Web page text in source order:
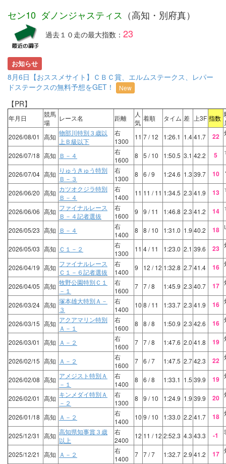
セン10 ダノンジャスティス （高知・別府真）
過去１０走の最大指数： 23
お知らせ
8月6日【おススメサイト】ＣＢＣ賞、エルムステークス、レパー
ドステークスの無料予想をGET！
New
【PR】
年月日
競馬
場
レース名 距離
人
気
着順 タイム 差 上3F 指数
2026/08/01 高知 物部川特別３歳以
上Ｂ級以下
右
1300
11 7/ 12 1:26.1 1.441.7 22
2026/07/18 高知 Ｂ－４
右
1600
8 5 / 10 1:50.5 3.1 42.2 5
2026/07/04 高知 りゅうきゅう特別
Ｂ－３
右
1300
8 6 / 9 1:24.6 1.3 39.7 10
2026/06/20 高知 カツオクジラ特別
Ｂ－４
右
1400
11 11 / 11 1:34.5 2.3 41.9 13
2026/06/06 高知 ファイナルレース
Ｂ－４記者選抜
右
1600
9 9 / 11 1:46.8 2.3 41.2 14
2026/05/23 高知 Ｂ－４
右
1400
8 8 / 10 1:31.0 1.9 40.2 18
2026/05/03 高知 Ｃ１－２
右
1300
11 4/ 11 1:23.0 2.1 39.6 23
2026/04/19 高知 ファイナルレース
Ｃ１－６記者選抜
右
1400
9 12 / 12 1:32.8 2.741.4 16
2026/04/05 高知 牧野公園特別Ｃ１
－１
右
1600
7 7/ 8 1:45.9 2.3 40.7 17
2026/03/24 高知 塚本雄大特別Ａ－
３
右
1400
10 8 / 11 1:33.7 2.3 41.9 16
2026/03/15 高知 アクアマリン特別
Ａ－１
右
1600
8 8 / 8 1:50.9 2.3 42.6 16
2026/03/01 高知 Ａ－２
右
1600
7 7/ 8 1:47.6 2.0 41.8 19
2026/02/15 高知 Ａ－２
右
1600
7 6 / 7 1:47.5 2.742.3 22
2026/02/08 高知 アメジスト特別Ａ
－１
右
1400
8 6 / 8 1:33.1 1.5 39.9 19
2026/02/01 高知 キンメダイ特別Ａ
－２
右
1300
8 9 / 10 1:24.9 1.9 39.9 20
2026/01/18 高知 Ａ－２
右
1400
10 9 / 10 1:33.0 2.2 41.7 18
2025/12/31 高知 高知県知事賞３歳
以上
右
2400
12 11 / 12 2:52.3 4.3 43.3 -1
2025/12/21 高知 Ａ－２
右
1400
7 7/ 7 1:32.7 2.9 41.2 17